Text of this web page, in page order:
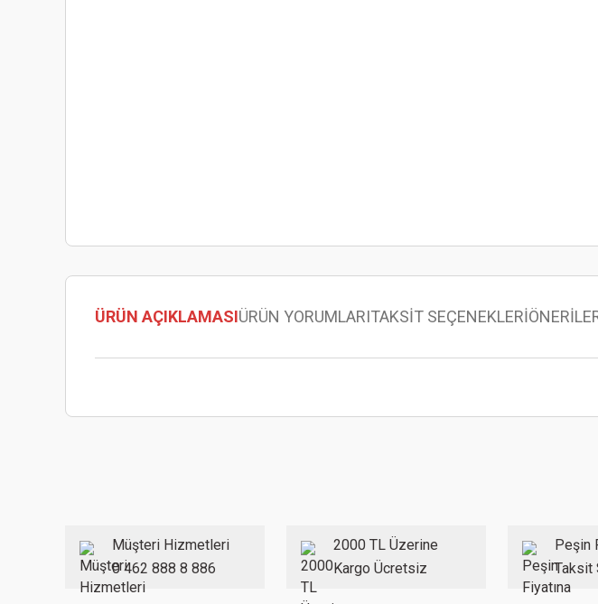
ÜRÜN AÇIKLAMASIÜRÜN YORUMLARITAKSİT SEÇENEKLERİ
Ürün bilgilerinde hatalar bulunuyor.
Ürün fiyatı diğer sitelerden daha pahalı.
Bu ürüne benzer farklı alternatifler olmalı.
Müşteri Hizmetleri
0 462 888 8 886
2000 TL Üzerine
Kargo Ücretsiz
Peşin
Taksit